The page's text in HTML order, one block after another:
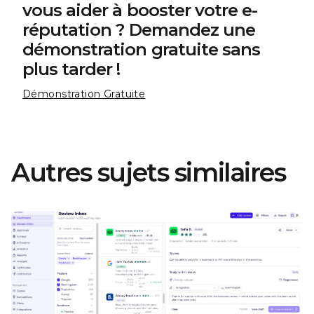
vous aider à booster votre e-
réputation ? Demandez une
démonstration gratuite sans
plus tarder !
Démonstration Gratuite
Autres sujets similaires